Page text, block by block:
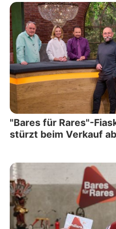
"Bares für Rares"-
stürzt beim Verkauf ab